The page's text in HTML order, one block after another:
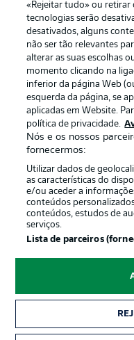
Publicidade
Gerir preferências
Trabalhe conosco
Contato
© 2026
Escolha
Modo
«Rejeitar tudo» ou retirar
tecnologias serão
desativados, alguns
não ser tão relevantes
alterar as suas escolhas
momento clicando na
inferior da página Web
esquerda da página, se
aplicadas em Website.
política de privacidade.
Nós e os nossos
fornecermos:
Utilizar dados de
as características do
e/ou aceder a
conteúdos
conteúdos, estudos de
serviços.
Lista de parceiros